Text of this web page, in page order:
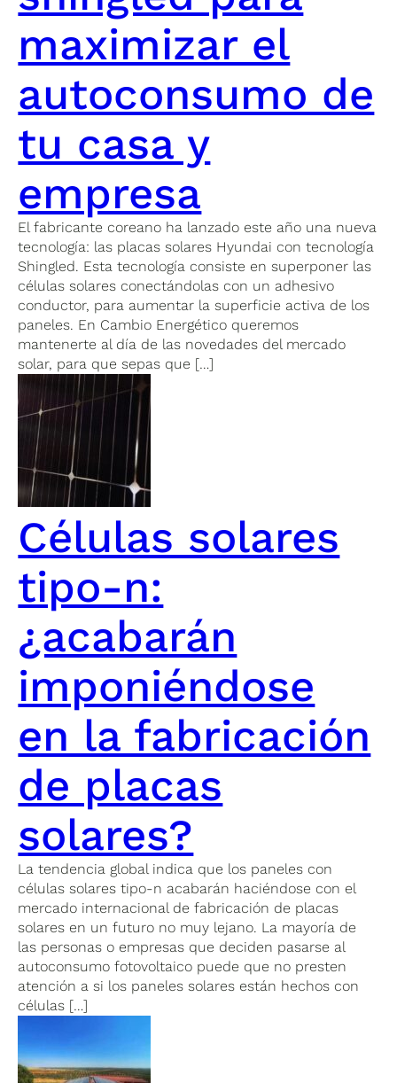
maximizar el
autoconsumo de
tu casa y
empresa
El fabricante coreano ha lanzado este año una nueva
tecnología: las placas solares Hyundai con tecnología
Shingled. Esta tecnología consiste en superponer las
células solares conectándolas con un adhesivo
conductor, para aumentar la superficie activa de los
paneles. En Cambio Energético queremos
mantenerte al día de las novedades del mercado
solar, para que sepas que […]
Células solares
tipo-n:
¿acabarán
imponiéndose
en la fabricación
de placas
solares?
La tendencia global indica que los paneles con
células solares tipo-n acabarán haciéndose con el
mercado internacional de fabricación de placas
solares en un futuro no muy lejano. La mayoría de
las personas o empresas que deciden pasarse al
autoconsumo fotovoltaico puede que no presten
atención a si los paneles solares están hechos con
células […]